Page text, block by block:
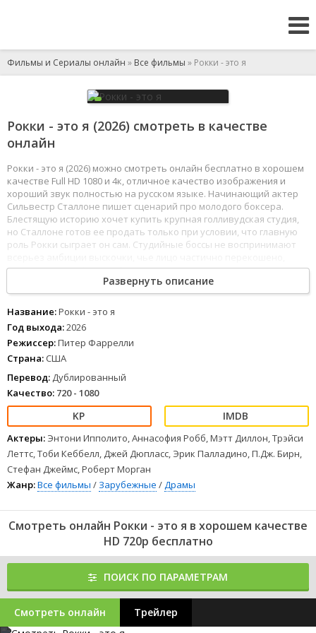
Фильмы и Сериалы онлайн » Все фильмы » Рокки - это я
Рокки - это я (2026) смотреть в качестве
онлайн
Рокки - это я (2026) можно смотреть онлайн бесплатно в хорошем
качестве Full HD 1080 и 4к, отличное качество изображения и
хороший звук полностью на русском языке. Начинающий актер
Сильвестр Сталлоне пишет сценарий про молодого боксера.
Блестящую историю хочет купить крупная голливудская студия,
но Сталлоне готов ее продать только при условии, что главную
роль Рокки сыграет он сам. Студийные боссы не воспринимают
а речь полна дефектов. Отказавшись от предложенного
гонорара, Сталлоне обрекает свою семью на годы трудностей,
чтобы снять фильм своей мечты самостоятельно. В итоге картина
становится самым большим кассовым хитом 1976 года, получив
1 23 45 678
Развернуть описание
Название:Рокки - это я
Год выхода:2026
Режиссер:Питер Фаррелли
Страна: США
Перевод: Дублированный
Качество: 720 - 1080
Актеры: Энтони Ипполито, Аннасофия Робб, Мэтт Диллон, Трэйси
Леттс, Тоби Кеббелл, Джей Дюпласс, Эрик Палладино, П.Дж. Бирн,
Стефан Джеймс, Роберт Морган
Жанр:Все фильмы / Зарубежные /Драмы
Смотреть онлайн Рокки - это я в хорошем качестве
HD 720p бесплатно
ПОИСК ПО ПАРАМЕТРАМ
Смотреть онлайн Трейлер